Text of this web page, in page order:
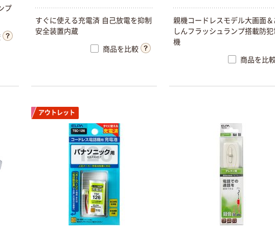
プ
すぐに使える充電済 自己放電を抑制
安全装置内蔵
商品を比較
親機コードレスモデル大画面＆
しんフラッシュランプ搭載防犯
機
商品を比
アウトレット